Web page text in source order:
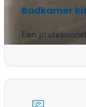
Badkamer
Een